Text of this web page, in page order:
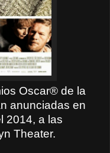
Oscar® de la
anunciadas en
2014, a las
Theater.